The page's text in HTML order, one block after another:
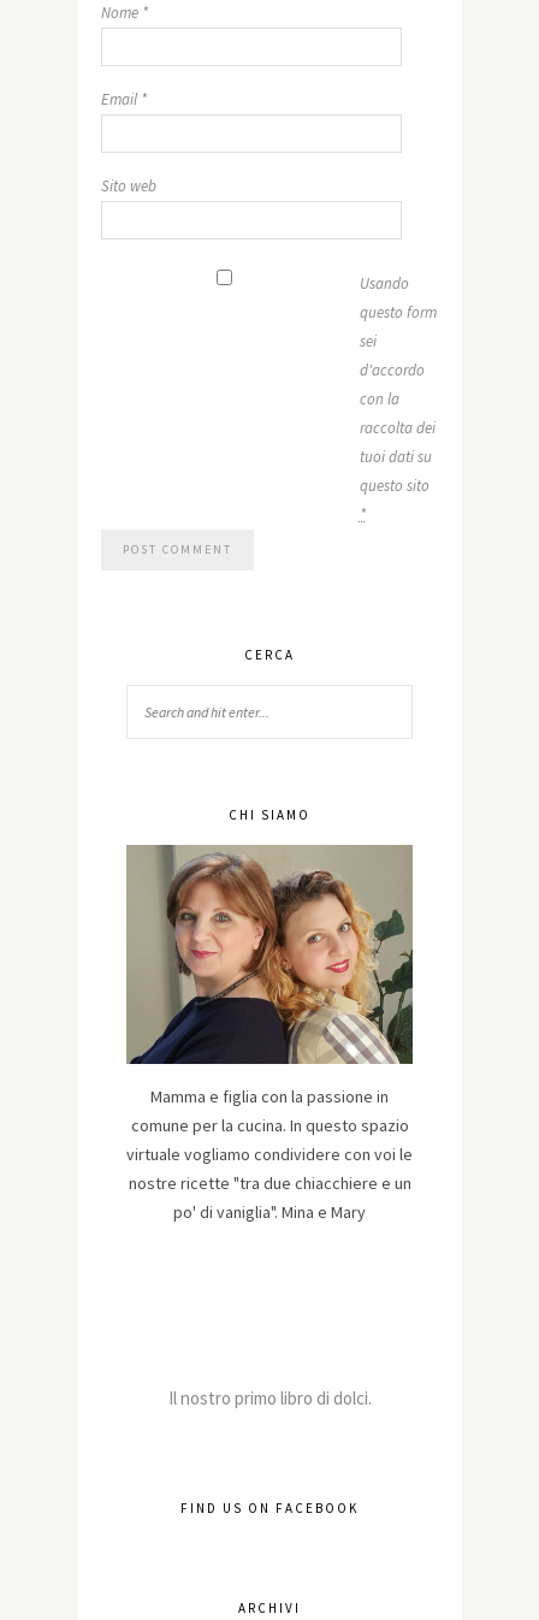
Nome *
Email *
Sito web
Usando
questo form
sei
d'accordo
con la
raccolta dei
tuoi dati su
questo sito
*
CERCA
CHI SIAMO
Mamma e figlia con la passione in
comune per la cucina. In questo spazio
virtuale vogliamo condividere con voi le
nostre ricette "tra due chiacchiere e un
po' di vaniglia". Mina e Mary
Il nostro primo libro di dolci.
FIND US ON FACEBOOK
ARCHIVI